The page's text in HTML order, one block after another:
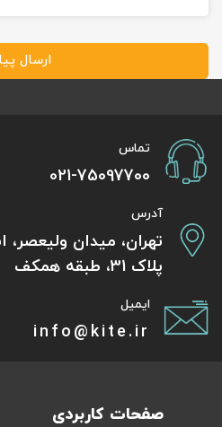
ارسال
تماس
021-75097700
آدرس
تهران، میدان ولیعصر،
پلاک 31، طبقه همکف
ایمیل
info@kite.ir
صفحات کاربردی